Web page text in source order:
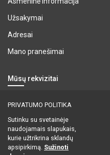
Užsakymai
Adresai
Mano pranešimai
Mūsų rekvizitai
UAB "BALTESA"
+370 (5) 2727902
PRIVATUMO POLITIKA
Sutinku su svetainėje
naudojamais slapukais,
kurie užtrikrina sklandų
apsipirkimą. Sužinoti